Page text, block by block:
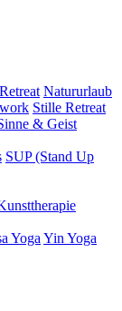
Natururlaub
Stille Retreat
& Geist
SUP (Stand Up
Yoga Yin Yoga